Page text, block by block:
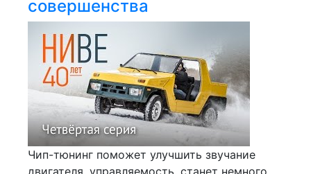
совершенства
Чип-тюнинг поможет улучшить звучание
двигателя, управляемость, станет немного